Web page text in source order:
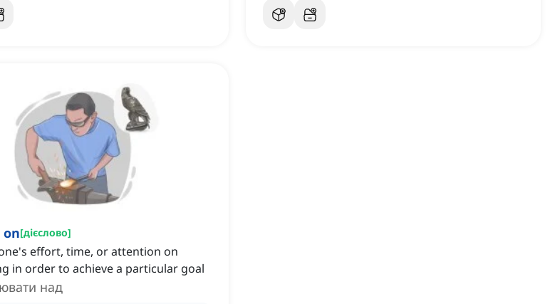
[дієслово]
effort, time, or attention on
in order to achieve a particular goal
над